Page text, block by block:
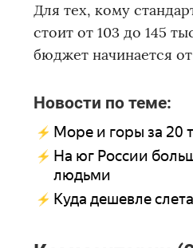
Для тех, кому
стоит от 103 до 145
бюджет начинается
Новости по теме:
Море и горы за 20
На юг России
людьми
Куда дешевле